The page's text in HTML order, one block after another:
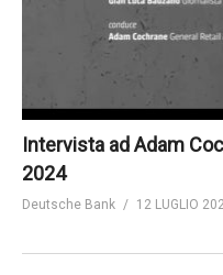
Intervista ad Adam
2024
Deutsche Bank 12 LUGLIO